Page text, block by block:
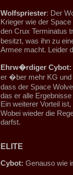
Wolfspriester: Der
Krieger wie der
den Crux Terminatus
besitzt, was ihn zu
Armee macht. Leider
Ehrw�rdiger Cybot:
er �ber mehr KG
dass der Space
das er alle
Ein weiterer Vorteil
Wobei wieder die
darfst.
ELITE
Cybot: Genauso wie